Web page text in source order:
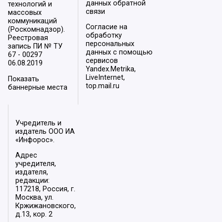
технологий и
массовых
коммуникаций
(Роскомнадзор).
Реестровая
запись ПИ № ТУ
67 - 00297
06.08.2019
Показать
баннерные места
данных обратной
связи
Согласие на
обработку
персональных
данных с помощью
сервисов
Yandex.Metrika,
LiveInternet,
top.mail.ru
Учредитель и
издатель ООО ИА
«Инфорос».
Адрес
учредителя,
издателя,
редакции:
117218, Россия, г.
Москва, ул.
Кржижановского,
д.13, кор. 2